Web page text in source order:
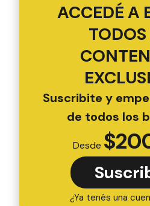
ACCEDÉ A
TODOS
Suscribite y
de todos los
Desde $
¿Ya tenés una